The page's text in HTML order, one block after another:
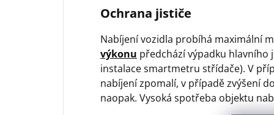
Ochrana jističe
Nabíjení vozidla probíhá maximální
výkonu předchází výpadku hlavního
instalace smartmetru střídače). V
nabíjení zpomalí, v případě zvýšení
naopak. Vysoká spotřeba objektu